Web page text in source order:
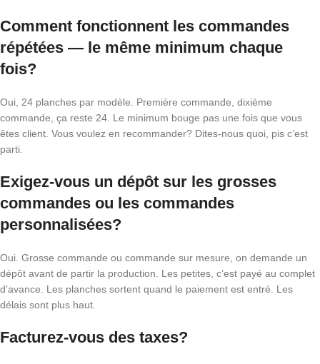
Comment fonctionnent les commandes
répétées — le même minimum chaque
fois?
Oui, 24 planches par modèle. Première commande, dixième
commande, ça reste 24. Le minimum bouge pas une fois que vous
êtes client. Vous voulez en recommander? Dites-nous quoi, pis c’est
parti.
Exigez-vous un dépôt sur les grosses
commandes ou les commandes
personnalisées?
Oui. Grosse commande ou commande sur mesure, on demande un
dépôt avant de partir la production. Les petites, c’est payé au complet
d’avance. Les planches sortent quand le paiement est entré. Les
délais sont plus haut.
Facturez-vous des taxes?